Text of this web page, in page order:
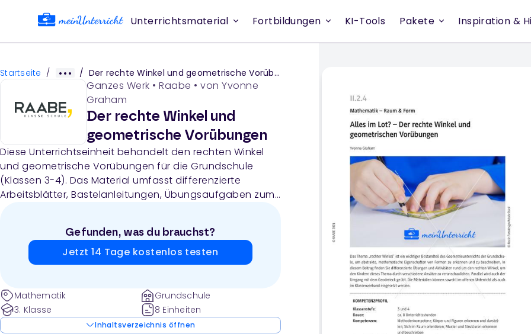
Unterrichtsmaterial Fortbildungen KI-Tools Pakete Inspiration &
Startseite / / Der rechte Winkel und geometrische Vorübungen
Ganzes Werk • Raabe • von Yvonne
Graham
Der rechte Winkel und
geometrische Vorübungen
Diese Unterrichtseinheit behandelt den rechten Winkel
und geometrische Vorübungen für die Grundschule
(Klassen 3-4). Das Material umfasst differenzierte
Arbeitsblätter, Bastelanleitungen, Übungsaufgaben zum
Beobachtungsbogen.Gefunden, was du brauchst?
Jetzt 14 Tage kostenlos testen
Mathematik
3. Klasse
Grundschule
8 Einheiten
Inhaltsverzeichnis öffnen